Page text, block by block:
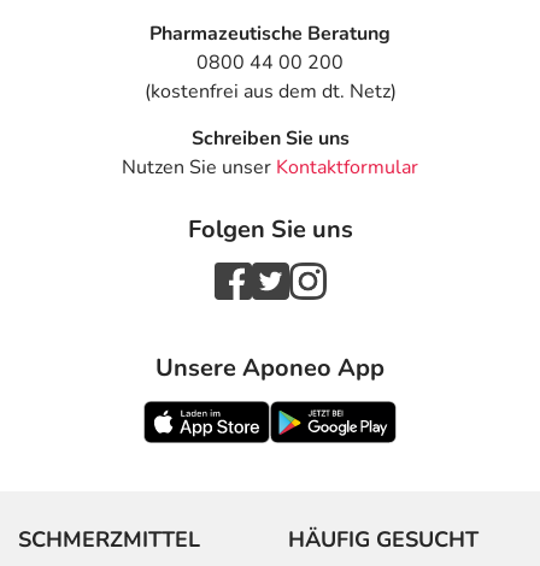
Pharmazeutische Beratung
0800 44 00 200
(kostenfrei aus dem dt. Netz)
Schreiben Sie uns
Nutzen Sie unser Kontaktformular
Folgen Sie uns
Unsere Aponeo App
SCHMERZMITTEL HÄUFIG GESUCHT